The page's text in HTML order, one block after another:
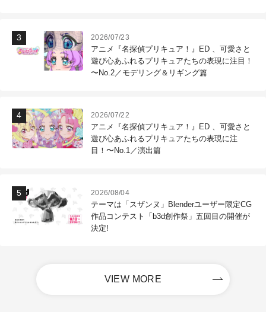
2026/07/23
アニメ『名探偵プリキュア！』ED 、可愛さと
遊び心あふれるプリキュアたちの表現に注目！
〜No.2／モデリング＆リギング篇
2026/07/22
アニメ『名探偵プリキュア！』ED 、可愛さと
遊び心あふれるプリキュアたちの表現に注
目！〜No.1／演出篇
2026/08/04
テーマは「スザンヌ」Blenderユーザー限定CG
作品コンテスト「b3d創作祭」五回目の開催が
決定!
VIEW MORE